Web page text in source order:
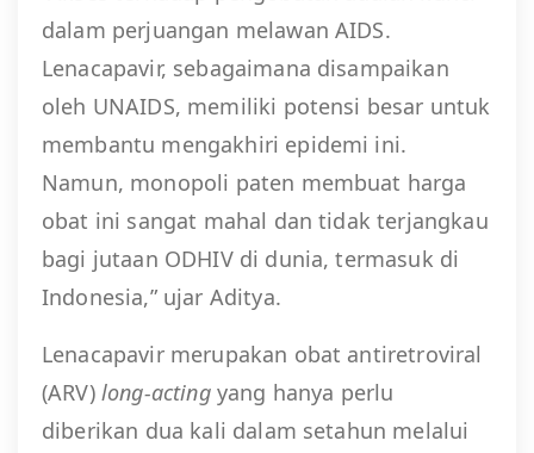
dalam perjuangan melawan AIDS.
Lenacapavir, sebagaimana disampaikan
oleh UNAIDS, memiliki potensi besar untuk
membantu mengakhiri epidemi ini.
Namun, monopoli paten membuat harga
obat ini sangat mahal dan tidak terjangkau
bagi jutaan ODHIV di dunia, termasuk di
Indonesia,” ujar Aditya.
Lenacapavir merupakan obat antiretroviral
(ARV) long-actingyang hanya perlu
diberikan dua kali dalam setahun melalui